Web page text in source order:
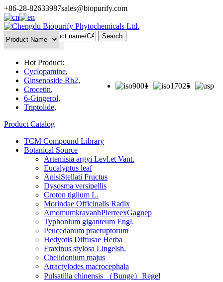
+86-28-82633987sales@biopurify.com
Hot Product:
Cyclopamine,
Ginsenoside Rh2,
Crocetin,
6-Gingerol,
Triptolide,
Product Catalog
TCM Compound Library
Botanical Source
Artemisia argyi Levl.et Vant.
Eucalyptus leaf
AnisiStellati Fructus
Dysosma versipellis
Croton tiglium L.
Morindae Officinalis Radix
AmomumkravanhPierreexGagnep
Typhonium giganteum Engl.
Peucedanum praeruptorum
Hedyotis Diffusae Herba
Fraxinus stylosa Lingelsh.
Chelidonium majus
Atractylodes macrocephala
Pulsatilla chinensis （Bunge）Regel